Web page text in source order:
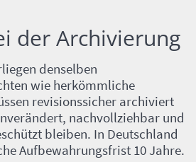
der Archivierung
denselben
wie herkömmliche
revisionssicher archiviert
nachvollziehbar und
bleiben. In Deutschland
Aufbewahrungsfrist 10 Jahre.